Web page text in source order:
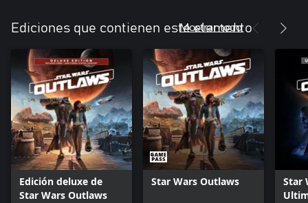
Ediciones que contienen este elemento
Mostrar todo
Edición deluxe de
Star Wars Outlaws
Star Wars Outlaws
Star